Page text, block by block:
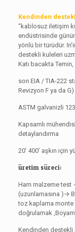
Kendinden
“kablosuz iletişim
endüstrisinde
yönlü bir türüdür.
destekli kuleleri
Katı bacakta
son EIA / TIA-222
Revizyon F ya da G)
ASTM galvanizli
Kapsamlı
detaylandırma
20’ 400’ aşkın için
üretim süreci:
Ham malzeme test
(uzunlamasına )→
toz kaplama
doğrulamak
Kendinden destekli